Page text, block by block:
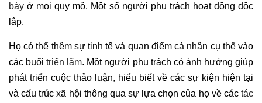
bày ở mọi quy mô. Một số người phụ trách hoạt động độc
lập.
Họ có thể thêm sự tinh tế và quan điểm cá nhân cụ thể vào
các buổitriển lãm. Một người phụ trách có ảnh hưởng giúp
phát triển cuộc thảo luận, hiểu biết về các sự kiện hiện tại
và cấu trúc xã hội thông qua sự lựa chọn của họ về các tác